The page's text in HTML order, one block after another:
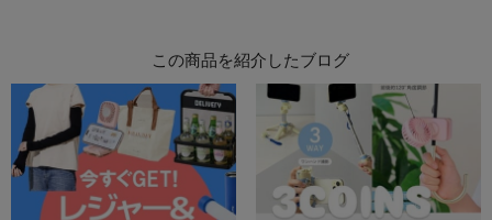
この商品を紹介したブログ